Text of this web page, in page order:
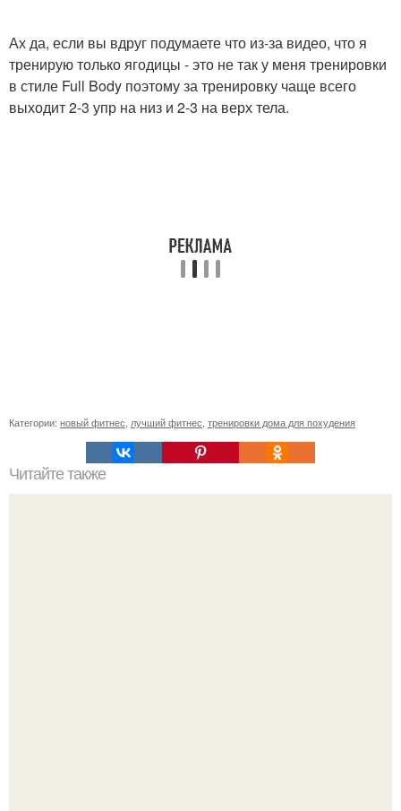
Ах да, если вы вдруг подумаете что из-за видео, что я
тренирую только ягодицы - это не так у меня тренировки
в стиле Full Body поэтому за тренировку чаще всего
выходит 2-3 упр на низ и 2-3 на верх тела.
Категории: новый фитнес лучший фитнес тренировки дома для похудения
Читайте также